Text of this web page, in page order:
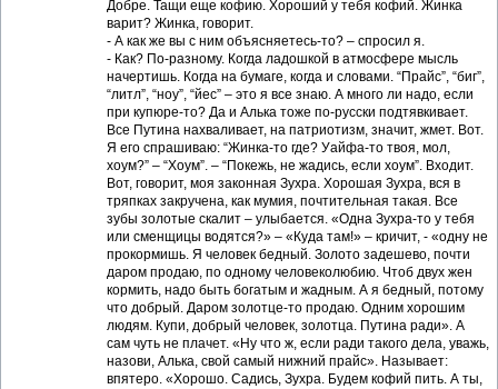
Добре. Тащи еще кофию. Хороший у тебя кофий. Жинка
варит? Жинка, говорит.
- А как же вы с ним объясняетесь-то? – спросил я.
- Как? По-разному. Когда ладошкой в атмосфере мысль
начертишь. Когда на бумаге, когда и словами. “Прайс”, “биг”,
“литл”, “ноу”, “йес” – это я все знаю. А много ли надо, если
при купюре-то? Да и Алька тоже по-русски подтявкивает.
Все Путина нахваливает, на патриотизм, значит, жмет. Вот.
Я его спрашиваю: “Жинка-то где? Уайфа-то твоя, мол,
хоум?” – “Хоум”. – “Покежь, не жадись, если хоум”. Входит.
Вот, говорит, моя законная Зухра. Хорошая Зухра, вся в
тряпках закручена, как мумия, почтительная такая. Все
зубы золотые скалит – улыбается. «Одна Зухра-то у тебя
или сменщицы водятся?» – «Куда там!» – кричит, - «одну не
прокормишь. Я человек бедный. Золото задешево, почти
даром продаю, по одному человеколюбию. Чтоб двух жен
кормить, надо быть богатым и жадным. А я бедный, потому
что добрый. Даром золотце-то продаю. Одним хорошим
людям. Купи, добрый человек, золотца. Путина ради». А
сам чуть не плачет. «Ну что ж, если ради такого дела, уважь,
назови, Алька, свой самый нижний прайс». Называет:
впятеро. «Хорошо. Садись, Зухра. Будем кофий пить. А ты,